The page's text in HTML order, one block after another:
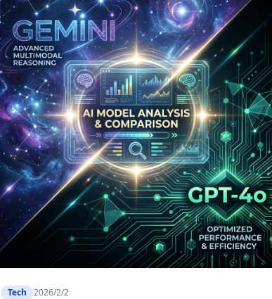
Tech 2026/2/2